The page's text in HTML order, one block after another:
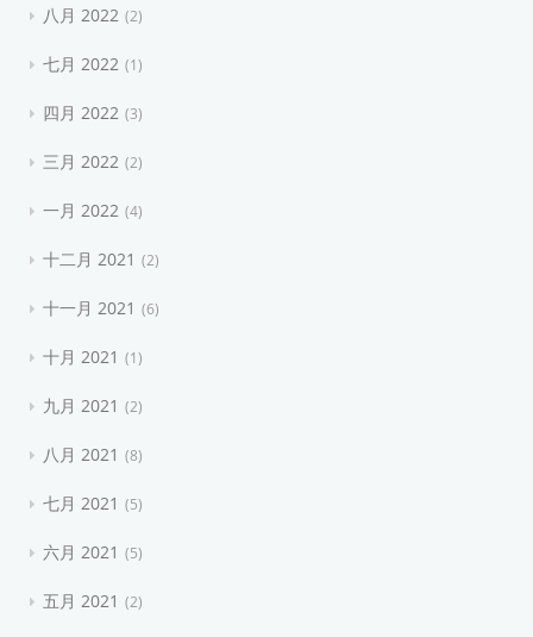
八月 2022 2
七月 2022 1
四月 2022 3
三月 2022 2
一月 2022 4
十二月 2021 2
十一月 2021 6
十月 2021 1
九月 2021 2
八月 2021 8
七月 2021 5
六月 2021 5
五月 2021 2